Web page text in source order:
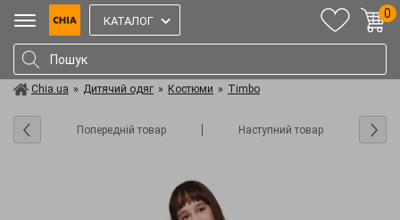
КАТАЛОГ
0
Chia.ua » Дитячий одяг » Костюми » Timbo
Попередній товар Наступний товар